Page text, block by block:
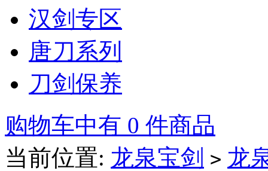
汉剑专区
唐刀系列
刀剑保养
购物车中有 0 件商品
当前位置: 龙泉宝剑 > 龙